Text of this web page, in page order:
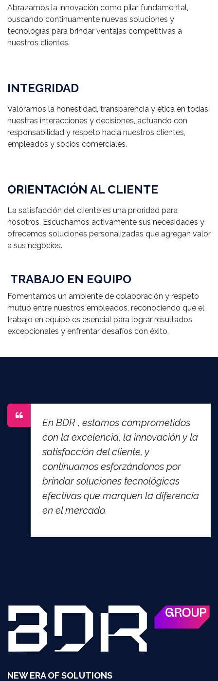
Abrazamos la innovación como pilar fundamental,
buscando continuamente nuevas soluciones y
tecnologías para brindar ventajas competitivas a
nuestros clientes.
INTEGRIDAD
Valoramos la honestidad, transparencia y ética en todas
nuestras interacciones y decisiones, actuando con
responsabilidad y respeto hacia nuestros clientes,
empleados y socios comerciales.
ORIENTACIÓN AL CLIENTE
La satisfacción del cliente es una prioridad para
nosotros. Escuchamos activamente sus necesidades y
ofrecemos soluciones personalizadas que agregan valor
a sus negocios.
TRABAJO EN EQUIPO
Fomentamos un ambiente de colaboración y respeto
mutuo entre nuestros empleados, reconociendo que el
trabajo en equipo es esencial para lograr resultados
excepcionales y enfrentar desafíos con éxito.
En BDR , estamos comprometidos
con la excelencia, la innovación y la
satisfacción del cliente, y
continuamos esforzándonos por
brindar soluciones tecnológicas
efectivas que marquen la diferencia
en el mercado.
NEW ERA OF SOLUTIONS